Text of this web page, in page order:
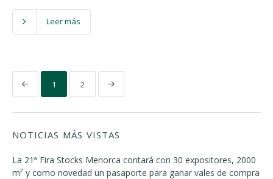
Leer más
1 2
NOTICIAS MÁS VISTAS
La 21ª Fira Stocks Menorca contará con 30 expositores, 2000
m² y como novedad un pasaporte para ganar vales de compra